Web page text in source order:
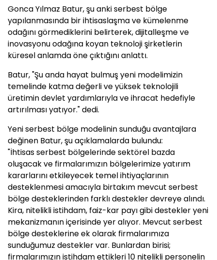
Gonca Yılmaz Batur, şu anki serbest bölge
yapılanmasında bir ihtisaslaşma ve kümelenme
odağını görmediklerini belirterek, dijitalleşme ve
inovasyonu odağına koyan teknoloji şirketlerin
küresel anlamda öne çıktığını anlattı.
Batur, "Şu anda hayat bulmuş yeni modelimizin
temelinde katma değerli ve yüksek teknolojili
üretimin devlet yardımlarıyla ve ihracat hedefiyle
artırılması yatıyor." dedi.
Yeni serbest bölge modelinin sunduğu avantajlara
değinen Batur, şu açıklamalarda bulundu:
"İhtisas serbest bölgelerinde sektörel bazda
oluşacak ve firmalarımızın bölgelerimize yatırım
kararlarını etkileyecek temel ihtiyaçlarının
desteklenmesi amacıyla birtakım mevcut serbest
bölge desteklerinden farklı destekler devreye alındı.
Kira, nitelikli istihdam, faiz-kar payı gibi destekler yeni
mekanizmanın içerisinde yer alıyor. Mevcut serbest
bölge desteklerine ek olarak firmalarımıza
sunduğumuz destekler var. Bunlardan birisi;
firmalarımızın istihdam ettikleri 10 nitelikli personelin